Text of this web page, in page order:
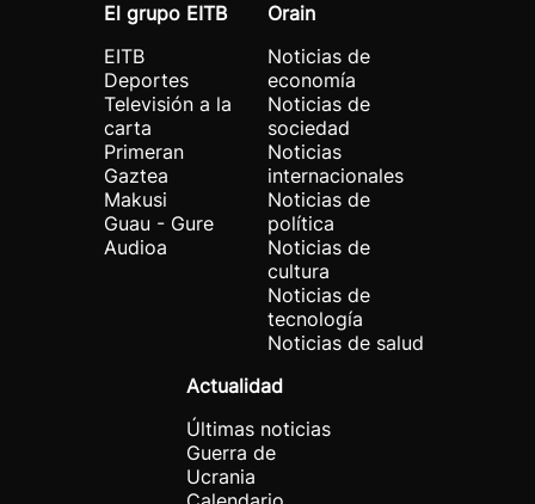
El grupo EITB
EITB
Deportes
Televisión a la
carta
Primeran
Gaztea
Makusi
Guau - Gure
Audioa
Orain
Noticias de
economía
Noticias de
sociedad
Noticias
internacionales
Noticias de
política
Noticias de
cultura
Noticias de
tecnología
Noticias de salud
Actualidad
Últimas noticias
Guerra de
Ucrania